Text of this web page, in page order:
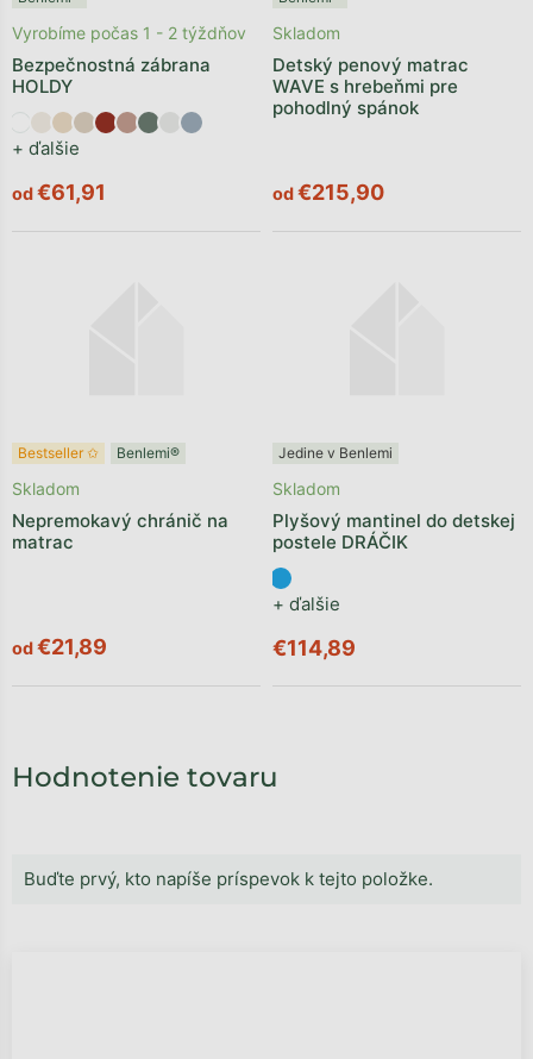
Hodnotenie tovaru
Buďte prvý, kto napíše príspevok k tejto položke.
Bezpečnostná zábrana
HOLDY
+ ďalšie
Vyrobíme počas 1 - 2 týždňov
od€61,91
Detský penový matrac
WAVE s hrebeňmi pre
pohodlný spánok
Skladom
od€215,90
Bestseller ✩ Benlemi®
Nepremokavý chránič na
matrac
Skladom
od€21,89
Jedine v Benlemi
Plyšový mantinel do detskej
postele DRÁČIK
+ ďalšie
Skladom
€114,89